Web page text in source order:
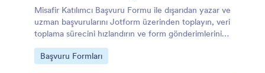
Misafir Katılımcı Başvuru Formu ile dışarıdan yazar ve
uzman başvurularını Jotform üzerinden toplayın, veri
toplama sürecini hızlandırın ve form gönderimlerini
tek yerden düzenli biçimde yönetin.
Go to Category:
Başvuru Formları